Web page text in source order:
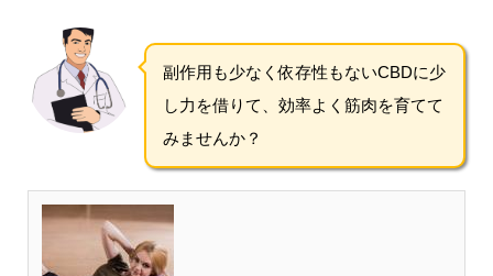
副作用も少なく依存性もないCBDに少
し力を借りて、効率よく筋肉を育てて
みませんか？